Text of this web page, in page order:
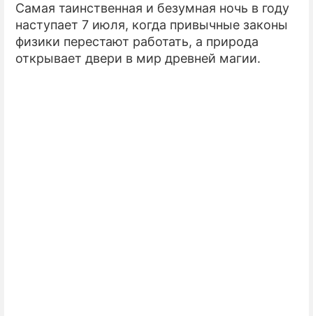
ПРЕСС-РЕЛИЗЫ
О ПРОЕКТЕ
Самая таинственная и безумная ночь в году
наступает 7 июля, когда привычные законы
физики перестают работать, а природа
открывает двери в мир древней магии.